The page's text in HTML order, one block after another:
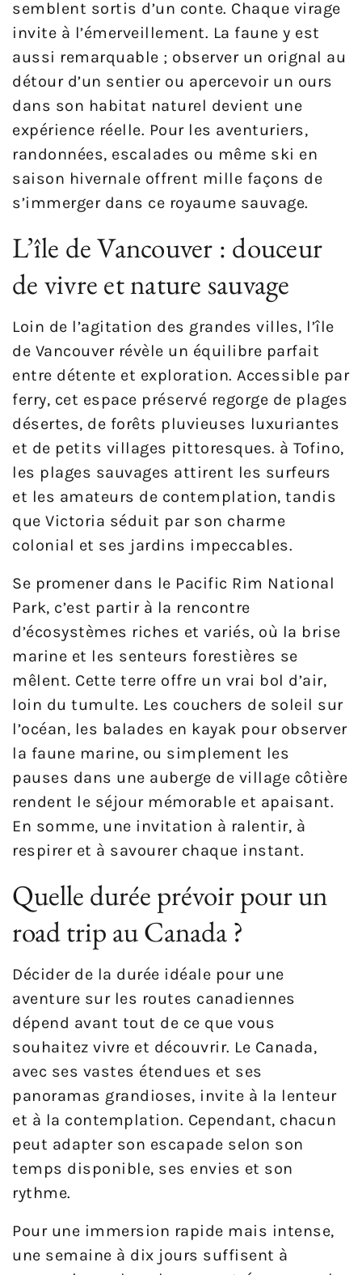
semblent sortis d’un conte. Chaque virage
invite à l’émerveillement. La faune y est
aussi remarquable ; observer un orignal au
détour d’un sentier ou apercevoir un ours
dans son habitat naturel devient une
expérience réelle. Pour les aventuriers,
randonnées, escalades ou même ski en
saison hivernale offrent mille façons de
s’immerger dans ce royaume sauvage.
L’île de Vancouver : douceur
de vivre et nature sauvage
Loin de l’agitation des grandes villes, l’île
de Vancouver révèle un équilibre parfait
entre détente et exploration. Accessible par
ferry, cet espace préservé regorge de plages
désertes, de forêts pluvieuses luxuriantes
et de petits villages pittoresques. à Tofino,
les plages sauvages attirent les surfeurs
et les amateurs de contemplation, tandis
que Victoria séduit par son charme
colonial et ses jardins impeccables.
Se promener dans le Pacific Rim National
Park, c’est partir à la rencontre
d’écosystèmes riches et variés, où la brise
marine et les senteurs forestières se
mêlent. Cette terre offre un vrai bol d’air,
loin du tumulte. Les couchers de soleil sur
l’océan, les balades en kayak pour observer
la faune marine, ou simplement les
pauses dans une auberge de village côtière
rendent le séjour mémorable et apaisant.
En somme, une invitation à ralentir, à
respirer et à savourer chaque instant.
Quelle durée prévoir pour un
road trip au Canada ?
Décider de la durée idéale pour une
aventure sur les routes canadiennes
dépend avant tout de ce que vous
souhaitez vivre et découvrir. Le Canada,
avec ses vastes étendues et ses
panoramas grandioses, invite à la lenteur
et à la contemplation. Cependant, chacun
peut adapter son escapade selon son
temps disponible, ses envies et son
rythme.
Pour une immersion rapide mais intense,
une semaine à dix jours suffisent à